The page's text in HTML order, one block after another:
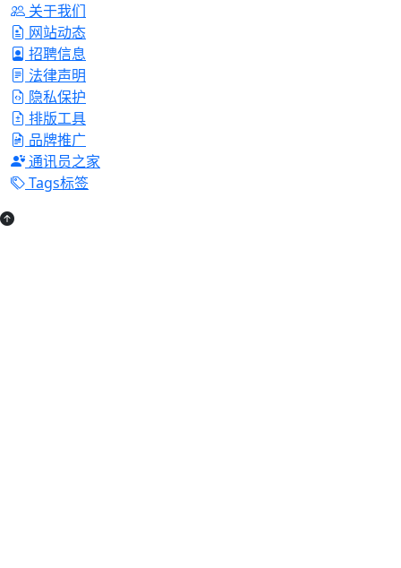
关于我们
网站动态
招聘信息
法律声明
隐私保护
排版工具
品牌推广
通讯员之家
Tags标签